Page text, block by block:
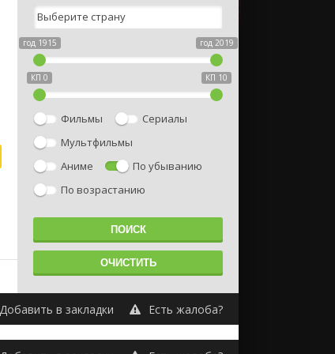
год 1915 год 2019
КП 0 КП 10
Фильмы
Сериалы
Мультфильмы
Аниме
По убыванию
По возрастанию
Добавить в закладки Есть жалоба?